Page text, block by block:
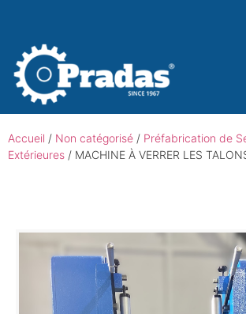
Accueil / Non catégorisé / Préfabrication de
Extérieures / MACHINE À VERRER LES